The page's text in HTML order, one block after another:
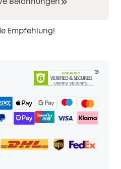
Belohnungen
Empfehlung!